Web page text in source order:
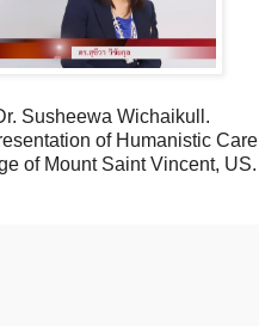
Susheewa Wichaikull.
of Humanistic Care
of Mount Saint Vincent, US.